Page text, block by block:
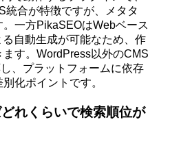
統合が特徴ですが、メタタ
一方PikaSEOはWebベース
自動生成が可能なため、作
す。WordPress以外のCMS
、プラットフォームに依存
化ポイントです。
れくらいで検索順位が